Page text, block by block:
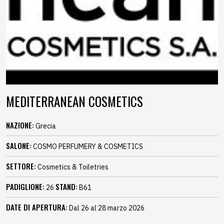
MEDITERRANEAN COSMETICS
NAZIONE: Grecia
SALONE: COSMO PERFUMERY & COSMETICS
SETTORE: Cosmetics & Toiletries
PADIGLIONE: 26 STAND: B61
DATE DI APERTURA: Dal 26 al 28 marzo 2026